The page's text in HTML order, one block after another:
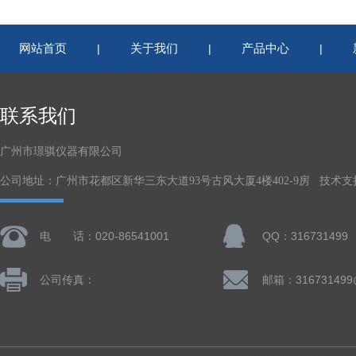
网站首页 | 关于我们 | 产品中心 |
联系我们
广州市璟骐仪器有限公司
公司地址：广州市花都区新华三东大道93号古风大厦4楼402-9房 技术支
电 话：020-86541001 QQ：316731499
公司传真： 邮箱：